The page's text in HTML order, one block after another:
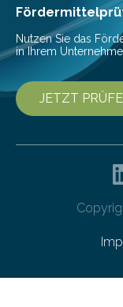
Nutzen Sie das
in Ihrem
JETZT